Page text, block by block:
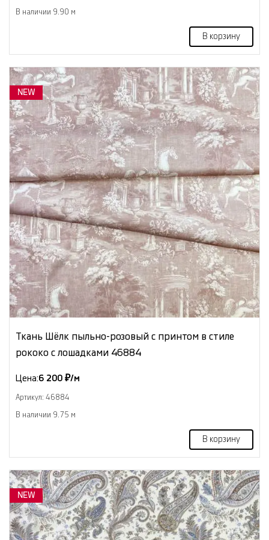
В наличии 9.90 м
В корзину
NEW
Ткань Шёлк пыльно-розовый с принтом в стиле
рококо с лошадками 46884
Цена:6 200 ₽/м
Артикул: 46884
В наличии 9.75 м
В корзину
NEW